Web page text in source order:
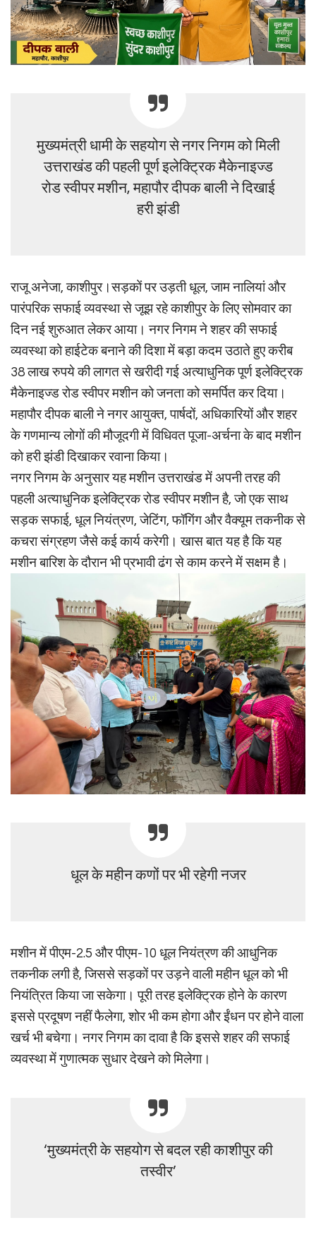
मुख्यमंत्री धामी के सहयोग से नगर निगम को मिली
उत्तराखंड की पहली पूर्ण इलेक्ट्रिक मैकेनाइज्ड
रोड स्वीपर मशीन, महापौर दीपक बाली ने दिखाई
हरी झंडी
राजू अनेजा, काशीपुर।सड़कों पर उड़ती धूल, जाम नालियां और
पारंपरिक सफाई व्यवस्था से जूझ रहे काशीपुर के लिए सोमवार का
दिन नई शुरुआत लेकर आया। नगर निगम ने शहर की सफाई
व्यवस्था को हाईटेक बनाने की दिशा में बड़ा कदम उठाते हुए करीब
38 लाख रुपये की लागत से खरीदी गई अत्याधुनिक पूर्ण इलेक्ट्रिक
मैकेनाइज्ड रोड स्वीपर मशीन को जनता को समर्पित कर दिया।
महापौर दीपक बाली ने नगर आयुक्त, पार्षदों, अधिकारियों और शहर
के गणमान्य लोगों की मौजूदगी में विधिवत पूजा-अर्चना के बाद मशीन
को हरी झंडी दिखाकर रवाना किया।
नगर निगम के अनुसार यह मशीन उत्तराखंड में अपनी तरह की
पहली अत्याधुनिक इलेक्ट्रिक रोड स्वीपर मशीन है, जो एक साथ
सड़क सफाई, धूल नियंत्रण, जेटिंग, फॉगिंग और वैक्यूम तकनीक से
कचरा संग्रहण जैसे कई कार्य करेगी। खास बात यह है कि यह
मशीन बारिश के दौरान भी प्रभावी ढंग से काम करने में सक्षम है।
धूल के महीन कणों पर भी रहेगी नजर
मशीन में पीएम-2.5 और पीएम-10 धूल नियंत्रण की आधुनिक
तकनीक लगी है, जिससे सड़कों पर उड़ने वाली महीन धूल को भी
नियंत्रित किया जा सकेगा। पूरी तरह इलेक्ट्रिक होने के कारण
इससे प्रदूषण नहीं फैलेगा, शोर भी कम होगा और ईंधन पर होने वाला
खर्च भी बचेगा। नगर निगम का दावा है कि इससे शहर की सफाई
व्यवस्था में गुणात्मक सुधार देखने को मिलेगा।
‘मुख्यमंत्री के सहयोग से बदल रही काशीपुर की
तस्वीर’